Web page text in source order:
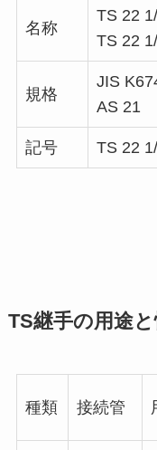
名称
TS 22
TS 22
規格
JIS
AS 21
記号 TS 22
TS継手の用途
種類 接続管